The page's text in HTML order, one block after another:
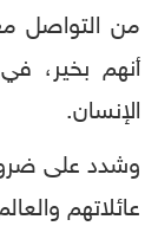
من التواصل
أنهم بخير،
الإنسان.
وشدد على
عائلاتهم